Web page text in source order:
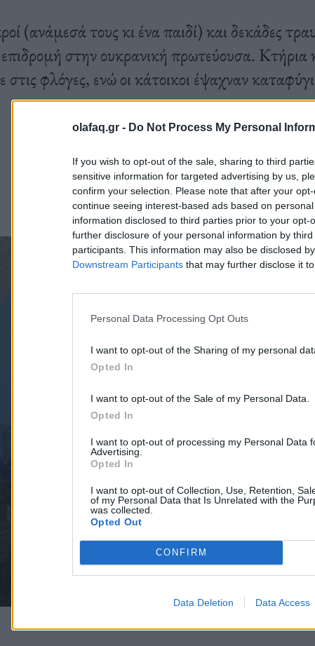
olafaq.gr - Do Not Process My Personal
If you wish to opt-out of the sale, sharing to third
sensitive information for targeted advertising by us,
confirm your selection. Please note that after your
continue seeing interest-based ads based on
information disclosed to third parties prior to your
further disclosure of your personal information by
participants. This information may also be disclosed
Downstream Participants that may further disclose it
Personal Data Processing Opt Outs
I want to opt-out of the Sharing of my personal
Opted In
I want to opt-out of the Sale of my Personal Data.
Opted In
I want to opt-out of processing my Personal Data
Advertising.
Opted In
I want to opt-out of Collection, Use, Retention,
of my Personal Data that Is Unrelated with the
was collected.
Opted Out
CONFIRM
Data Deletion Data Access
(ανάμεσά τους κι ένα παιδί) και δεκάδες
στην ουκρανική πρωτεύουσα. Κτήρια
στις φλόγες, ενώ οι κάτοικοι έψαχναν